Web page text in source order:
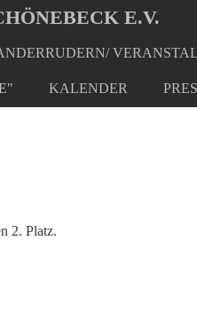
E.V.
KALENDER
2. Platz.